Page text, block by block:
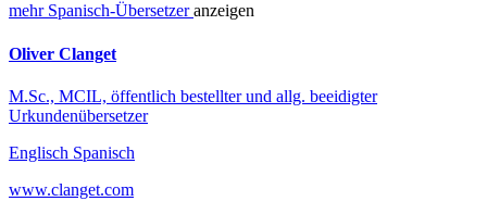
mehr Spanisch-Übersetzeranzeigen
Oliver Clanget
M.Sc., MCIL, öffentlich bestellter und allg. beeidigter
Urkundenübersetzer
Englisch Spanisch
www.clanget.com